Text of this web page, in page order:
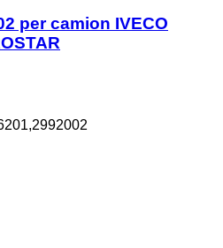
per camion IVECO